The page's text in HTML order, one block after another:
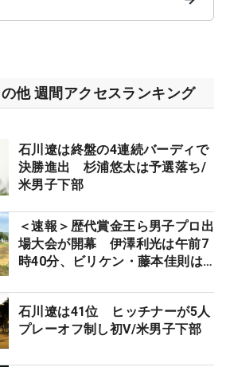
他 週間アクセスランキング
石川遼は終盤の4連続バーディで
決勝進出 杉浦悠太は予選落ち/
米男子下部
＜速報＞歴代賞金王ら男子プロ出
場大会が開幕 伊澤利光は午前7
時40分、ビリケン・藤本佳則は
STAGE JOYX OPEN】
石川遼は41位 ヒッチナーが5人
プレーオフ制し初V/米男子下部